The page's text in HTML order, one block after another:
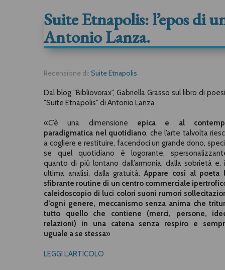
Suite Etnapolis: l’epos di
Antonio Lanza.
Recensione di: Suite Etnapolis
Dal blog "Bibliovorax", Gabriella Grasso sul libro di
"Suite Etnapolis" di Antonio Lanza
«C’è una dimensione
epica e al
paradigmatica nel quotidiano, che l’arte talvolta
a cogliere e restituire, facendoci un grande dono,
se quel quotidiano è logorante,
quanto di più lontano dall’armonia, dalla sobrietà e,
ultima analisi, dalla gratuità. Appare così al poeta
sfibrante routine di un centro commerciale
caleidoscopio di luci colori suoni rumori
d’ogni genere, meccanismo senza anima che
tutto quello che contiene (merci, persone,
relazioni) in una catena senza respiro e
uguale a se stessa»
LEGGI L'ARTICOLO